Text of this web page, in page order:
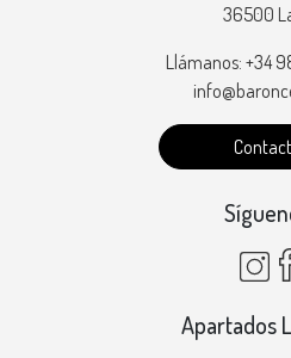
36500
Llámanos: +34
Apartados